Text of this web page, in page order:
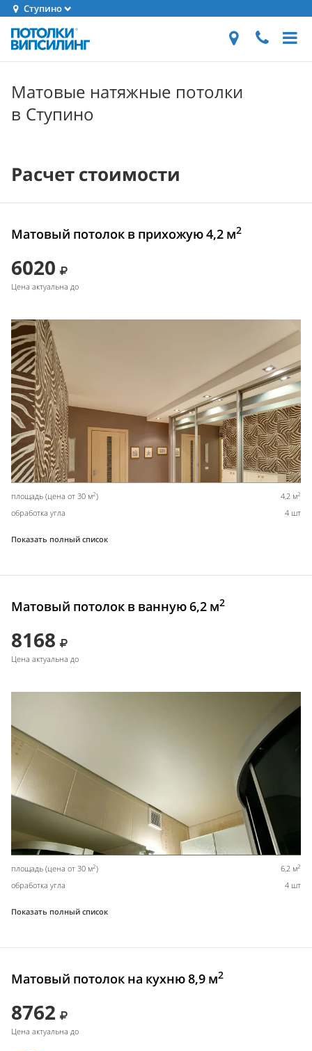
Ступино
Матовые натяжные потолки
в Ступино
Расчет стоимости
Матовый потолок в прихожую 4,2 м2
6020
Цена актуальна до
площадь (цена от 30 м2) 4,2 м2
обработка угла 4 шт
Показать полный список
Матовый потолок в ванную 6,2 м2
8168
Цена актуальна до
площадь (цена от 30 м2) 6,2 м2
обработка угла 4 шт
Показать полный список
Матовый потолок на кухню 8,9 м2
8762
Цена актуальна до